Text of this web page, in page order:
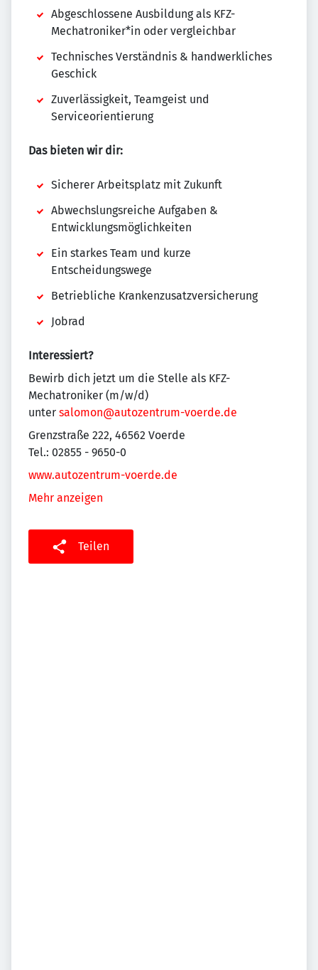
Abgeschlossene Ausbildung als KFZ-
Mechatroniker*in oder vergleichbar
Technisches Verständnis & handwerkliches
Geschick
Zuverlässigkeit, Teamgeist und
Serviceorientierung
Das bieten wir dir:
Sicherer Arbeitsplatz mit Zukunft
Abwechslungsreiche Aufgaben &
Entwicklungsmöglichkeiten
Ein starkes Team und kurze
Entscheidungswege
Betriebliche Krankenzusatzversicherung
Jobrad
Interessiert?
Bewirb dich jetzt um die Stelle als KFZ-
Mechatroniker (m/w/d)
unter salomon@autozentrum-voerde.de
Grenzstraße 222, 46562 Voerde
Tel.: 02855 - 9650-0
www.autozentrum-voerde.de
Mehr anzeigen
Teilen